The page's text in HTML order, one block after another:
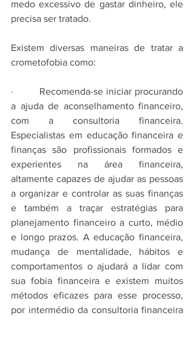
medo excessivo de gastar dinheiro, ele
precisa ser tratado.
Existem diversas maneiras de tratar a
crometofobia como:
·         Recomenda-se iniciar procurando
a ajuda de aconselhamento financeiro,
com a consultoria financeira.
Especialistas em educação financeira e
finanças são profissionais formados e
experientes na área financeira,
altamente capazes de ajudar as pessoas
a organizar e controlar as suas finanças
e também a traçar estratégias para
planejamento financeiro a curto, médio
e longo prazos. A educação financeira,
mudança de mentalidade, hábitos e
comportamentos o ajudará a lidar com
sua fobia financeira e existem muitos
métodos eficazes para esse processo,
por intermédio da consultoria financeira